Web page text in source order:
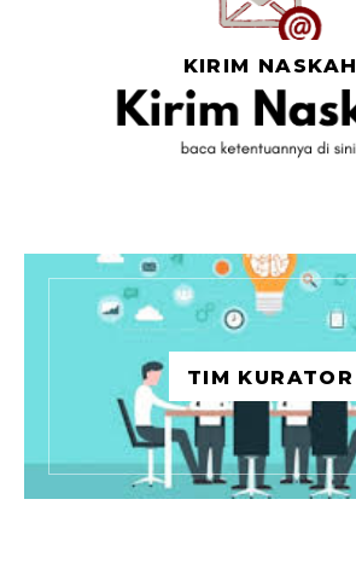
KIRIM NASKAH
TIM KURATOR